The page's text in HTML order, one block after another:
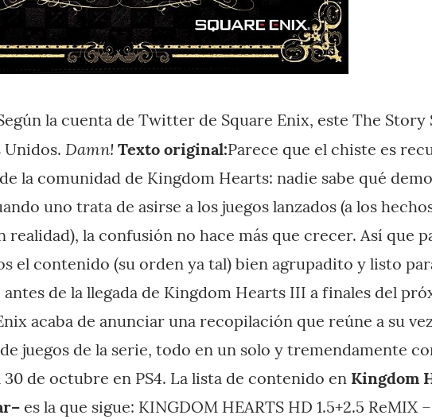
la cuenta de Twitter de Square Enix, este The Story
Unidos. Damn! Texto original:Parece que el chiste es
la comunidad de Kingdom Hearts: nadie sabe qué
uno trata de asirse a los juegos lanzados (a los
realidad), la confusión no hace más que crecer. Así que
el contenido (su orden ya tal) bien agrupadito y listo
de la llegada de Kingdom Hearts III a finales del
acaba de anunciar una recopilación que reúne a su
juegos de la serie, todo en un solo y tremendamente
de octubre en PS4. La lista de contenido en Kingdom
es la que sigue: KINGDOM HEARTS HD 1.5+2.5 ReMIX –